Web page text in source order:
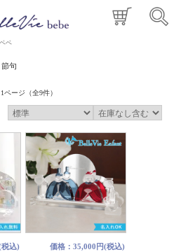
ベ
節句
ページ （全9件）
込) 価格：35,000円(税込)